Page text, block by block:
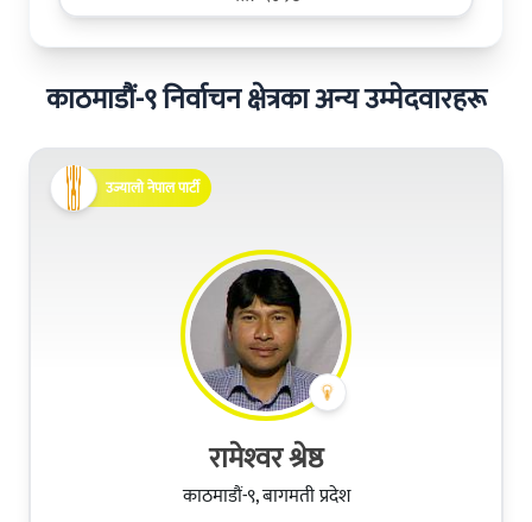
काठमाडौं-९ निर्वाचन क्षेत्रका अन्य उम्मेदवारहरू
उज्यालो नेपाल पार्टी
रामेश्‍वर श्रेष्ठ
काठमाडौं-९, बागमती प्रदेश